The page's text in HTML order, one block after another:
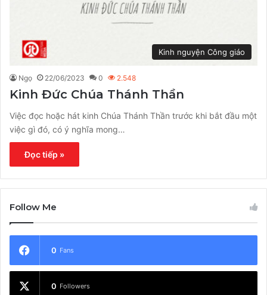
Kinh nguyện Công giáo
Ngọ 22/06/2023 0 2.548
Kinh Đức Chúa Thánh Thần
Việc đọc hoặc hát kinh Chúa Thánh Thần trước khi bắt đầu một
việc gì đó, có ý nghĩa mong…
Đọc tiếp »
Follow Me
0 Fans
0 Followers